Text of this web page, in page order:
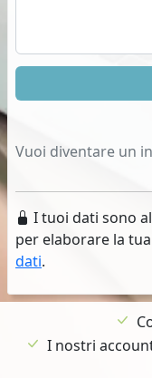
Vuoi diventare un
I tuoi dati sono
per elaborare la
dati.
I nostri